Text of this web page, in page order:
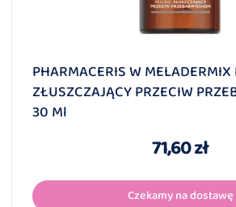
PHARMACERIS W MELADERMIX
ZŁUSZCZAJĄCY PRZECIW
30 Ml
71,60 zł
Czekamy na dostawę